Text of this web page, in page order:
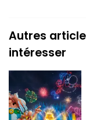
Autres
intéresser